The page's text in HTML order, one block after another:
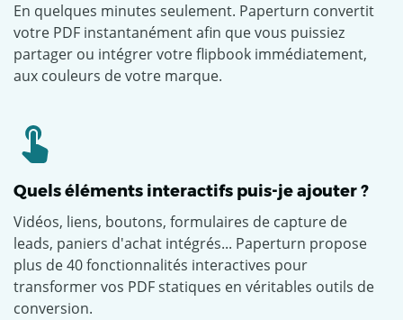
En quelques minutes seulement. Paperturn convertit
votre PDF instantanément afin que vous puissiez
partager ou intégrer votre flipbook immédiatement,
aux couleurs de votre marque.
Quels éléments interactifs puis-je ajouter ?
Vidéos, liens, boutons, formulaires de capture de
leads, paniers d'achat intégrés... Paperturn propose
plus de 40 fonctionnalités interactives pour
transformer vos PDF statiques en véritables outils de
conversion.